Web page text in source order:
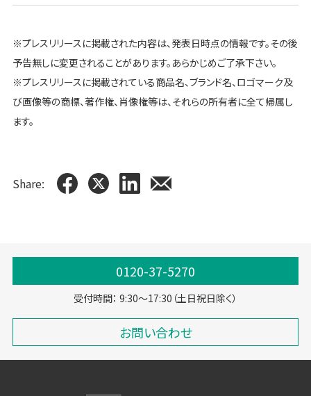
※プレスリリースに掲載された内容は、発表日時点の情報です。その後
予告無しに変更されることがあります。あらかじめご了承下さい。
※プレスリリースに掲載されている商品名、ブランド名、ロゴマーク及
び画像等の商標、著作権、肖像権等は、それらの所有者に全て帰属し
ます。
Share:
0120-37-5270
受付時間： 9:30～17:30（土日祝日除く）
お問い合わせ